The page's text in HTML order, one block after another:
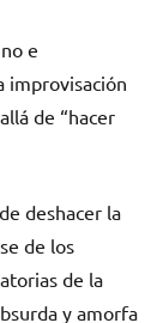
e
improvisación
de “hacer
deshacer la
de los
de la
y amorfa